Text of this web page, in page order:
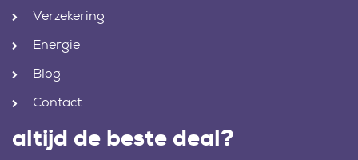
Verzekering
Energie
Blog
Contact
altijd de beste deal?